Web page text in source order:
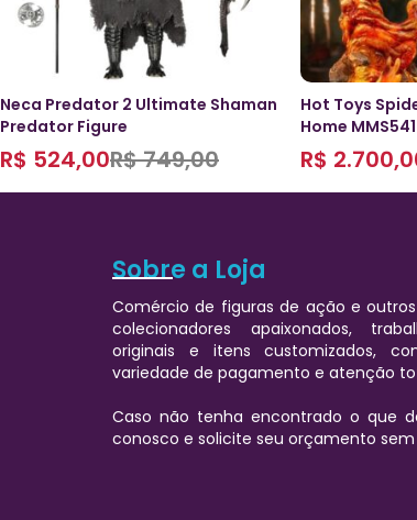
Neca Predator 2 Ultimate Shaman
Predator Figure
R$749,00
R$ 524,00
Hot Toys
Home
R$
Sobre a Loja
Comércio de figuras de ação e
colecionadores apaixonados,
originais e itens customizados,
variedade de pagamento e atenção
Caso não tenha encontrado o que
conosco e solicite seu orçamento